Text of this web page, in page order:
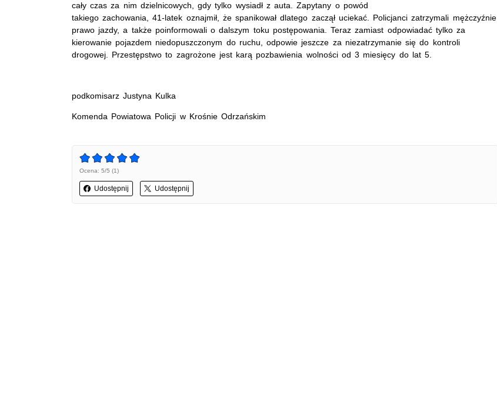
cały czas za nim dzielnicowych, gdy tylko wysiadł z auta. Zapytany o powód
takiego zachowania, 41-latek oznajmił, że spanikował dlatego zaczął uciekać. Policjanci zatrzymali mężczyźnie
prawo jazdy, a także poinformowali o dalszym toku postępowania. Teraz zamiast odpowiadać tylko za
kierowanie pojazdem niedopuszczonym do ruchu, odpowie jeszcze za niezatrzymanie się do kontroli
drogowej. Przestępstwo to zagrożone jest karą pozbawienia wolności od 3 miesięcy do lat 5.
podkomisarz Justyna Kulka
Komenda Powiatowa Policji w Krośnie Odrzańskim
Ocena: 5/5 (1)
Udostępnij Udostępnij